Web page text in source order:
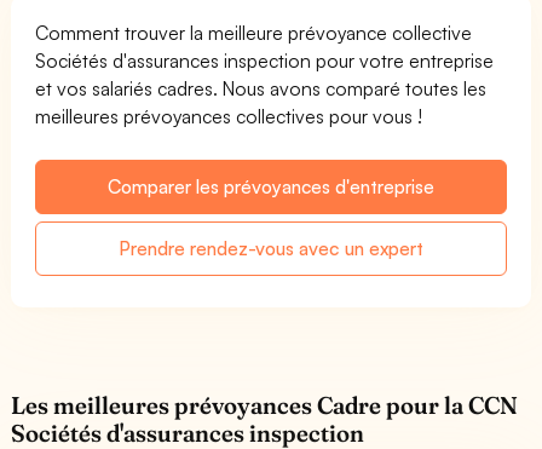
Comment trouver la meilleure prévoyance collective
Sociétés d'assurances inspection pour votre entreprise
et vos salariés cadres. Nous avons comparé toutes les
meilleures prévoyances collectives pour vous !
Comparer les prévoyances d'entreprise
Prendre rendez-vous avec un expert
Les meilleures prévoyances Cadre pour la CCN
Sociétés d'assurances inspection